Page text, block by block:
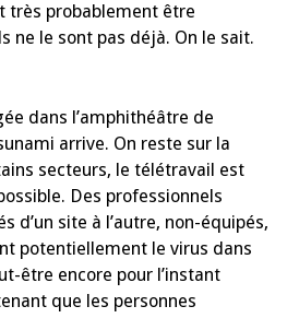
très probablement être
ne le sont pas déjà. On le sait.
dans l’amphithéâtre de
arrive. On reste sur la
secteurs, le télétravail est
Des professionnels
d’un site à l’autre, non-équipés,
potentiellement le virus dans
être encore pour l’instant
que les personnes